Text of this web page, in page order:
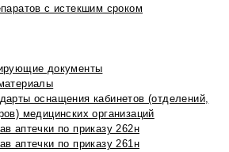
с истекшим сроком
документы
оснащения кабинетов (отделений,
медицинских организаций
аптечки по приказу 262н
аптечки по приказу 261н